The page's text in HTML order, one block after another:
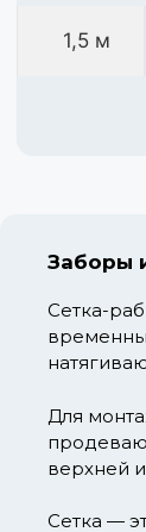
1,5 м
Заборы
Сетка-
Для
верхней
Сетка —